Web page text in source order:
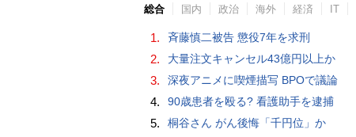
総合 国内 政治 海外 経済 IT
1. 斉藤慎二被告 懲役7年を求刑
2. 大量注文キャンセル43億円以上か
3. 深夜アニメに喫煙描写 BPOで議論
4. 90歳患者を殴る? 看護助手を逮捕
5. 桐谷さん がん後悔「千円位」か